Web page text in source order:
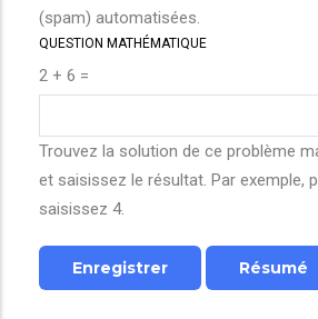
(spam) automatisées.
QUESTION MATHÉMATIQUE
2 + 6 =
Trouvez la solution de ce problème
et saisissez le résultat. Par exemple,
saisissez 4.